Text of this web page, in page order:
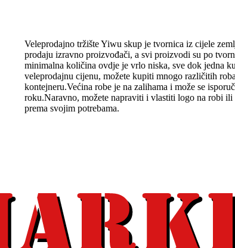
Veleprodajno tržište Yiwu skup je tvornica iz cijele
prodaju izravno proizvođači, a svi proizvodi su po
minimalna količina ovdje je vrlo niska, sve dok jedna
veleprodajnu cijenu, možete kupiti mnogo različitih
kontejneru.Većina robe je na zalihama i može se
roku.Naravno, možete napraviti i vlastiti logo na robi
prema svojim potrebama.